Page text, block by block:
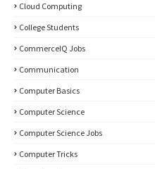
Cloud Computing
College Students
CommerceIQ Jobs
Communication
Computer Basics
Computer Science
Computer Science Jobs
Computer Tricks